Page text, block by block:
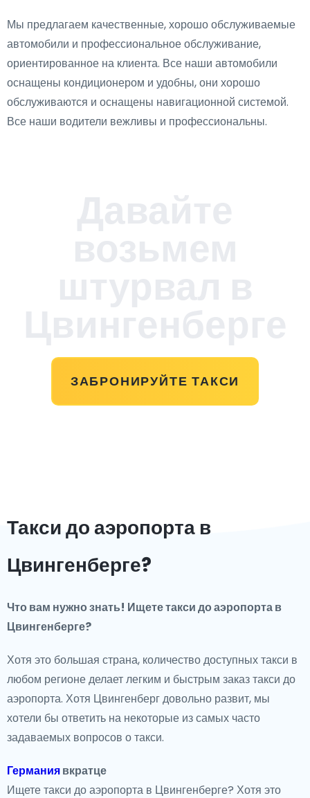
Мы предлагаем качественные, хорошо обслуживаемые
автомобили и профессиональное обслуживание,
ориентированное на клиента. Все наши автомобили
оснащены кондиционером и удобны, они хорошо
обслуживаются и оснащены навигационной системой.
Все наши водители вежливы и профессиональны.
ЗАБРОНИРУЙТЕ ТАКСИ
Такси до аэропорта в
Цвингенберге?
Что вам нужно знать! Ищете такси до аэропорта в
Цвингенберге?
Хотя это большая страна, количество доступных такси в
любом регионе делает легким и быстрым заказ такси до
аэропорта. Хотя Цвингенберг довольно развит, мы
хотели бы ответить на некоторые из самых часто
задаваемых вопросов о такси.
Германиявкратце
Ищете такси до аэропорта в Цвингенберге? Хотя это